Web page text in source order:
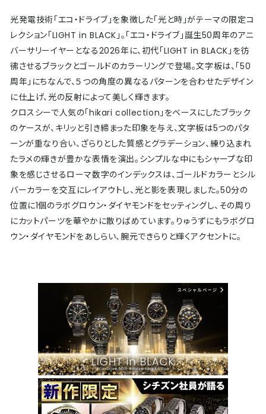
光発電技術「エコ・ドライブ」を象徴した「光と時」がテーマの限定コ
レクション「LIGHT in BLACK」。「エコ・ドライブ」誕生50周年のアニ
バーサリーイヤーとなる2026年に、初代「LIGHT in BLACK」を彷
彿させるブラックとゴールドのカラーリングで登場。文字板は、「50
周年」にちなんで、５つの角度の異なるパターンを合わせたデザイン
に仕上げ、光の反射によって美しく輝きます。
クロスシーで人気の「hikari collection」をベースにしたブラック
のケースが、キリッと引き締まった印象を与え、文字板は5つのパタ
ーンが重なり合い、ざらりとした質感とグラデーション、練り込まれ
たラメの輝きが豊かな表情を演出。シンプルな中にもシャープな印
象を感じさせるローマ数字のインデックスは、ゴールドカラーとシル
バーカラーを交互にレイアウトし、光と影を表現しました。50分の
位置に1個のラボグロウン・ダイヤモンドをセッティングし、その周り
にカットパーツを華やかに散りばめています。りゅうずにもラボグロ
ウン・ダイヤモンドをあしらい、腕元できらりと輝くアクセントに。